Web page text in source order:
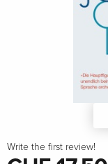
Write the first review!